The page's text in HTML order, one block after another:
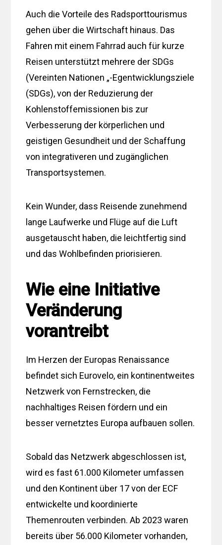
Auch die Vorteile des Radsporttourismus
gehen über die Wirtschaft hinaus. Das
Fahren mit einem Fahrrad auch für kurze
Reisen unterstützt mehrere der SDGs
(Vereinten Nationen „-Egentwicklungsziele
(SDGs), von der Reduzierung der
Kohlenstoffemissionen bis zur
Verbesserung der körperlichen und
geistigen Gesundheit und der Schaffung
von integrativeren und zugänglichen
Transportsystemen.
Kein Wunder, dass Reisende zunehmend
lange Laufwerke und Flüge auf die Luft
ausgetauscht haben, die leichtfertig sind
und das Wohlbefinden priorisieren.
Wie eine Initiative
Veränderung
vorantreibt
Im Herzen der Europas Renaissance
befindet sich Eurovelo, ein kontinentweites
Netzwerk von Fernstrecken, die
nachhaltiges Reisen fördern und ein
besser vernetztes Europa aufbauen sollen.
Sobald das Netzwerk abgeschlossen ist,
wird es fast 61.000 Kilometer umfassen
und den Kontinent über 17 von der ECF
entwickelte und koordinierte
Themenrouten verbinden. Ab 2023 waren
bereits über 56.000 Kilometer vorhanden,